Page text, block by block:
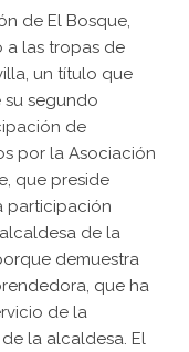
de El Bosque,
a las tropas de
un título que
segundo
de
por la Asociación
que preside
participación
de la
demuestra
que ha
de la
la alcaldesa. El